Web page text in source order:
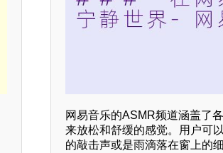
网易音乐的ASMR频道涵盖了
来放松和舒缓的感觉。用户可
的敲击声或是雨滴落在窗上的